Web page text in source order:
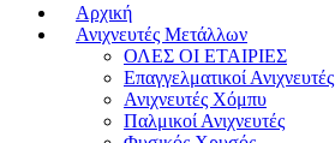
Αρχική
Ανιχνευτές Μετάλλων
ΟΛΕΣ ΟΙ ΕΤΑΙΡΙΕΣ
Επαγγελματικοί Ανιχνευτές
Ανιχνευτές Χόμπυ
Παλμικοί Ανιχνευτές